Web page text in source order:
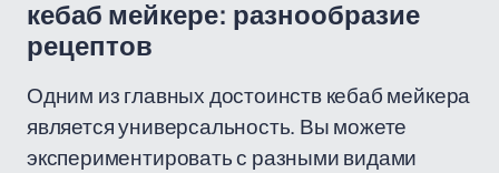
кебаб мейкере: разнообразие
рецептов
Одним из главных достоинств кебаб мейкера
является универсальность. Вы можете
экспериментировать с разными видами